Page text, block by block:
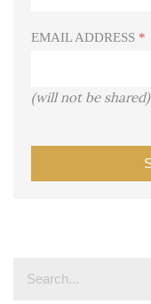
EMAIL ADDRESS *
(will not be shared)